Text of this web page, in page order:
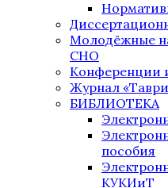
Молодёжные
СНО
Конференции
Журнал
БИБЛИОТЕКА
пособия
КУКИиТ